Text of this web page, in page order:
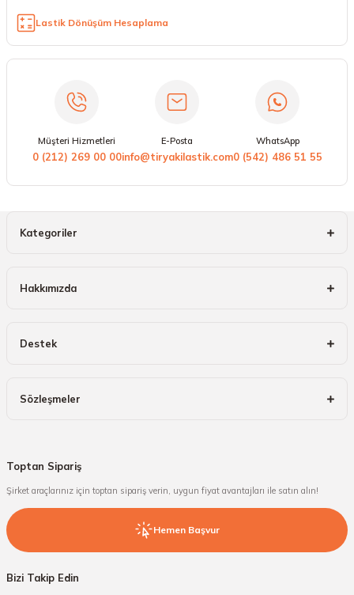
Lastik Dönüşüm Hesaplama
Müşteri Hizmetleri
0 (212) 269 00 00
E-Posta
info@tiryakilastik.com
WhatsApp
0 (542) 486 51 55
Kategoriler
Hakkımızda
Destek
Sözleşmeler
Toptan Sipariş
Şirket araçlarınız için toptan sipariş verin, uygun fiyat avantajları ile satın alın!
Hemen Başvur
Bizi Takip Edin